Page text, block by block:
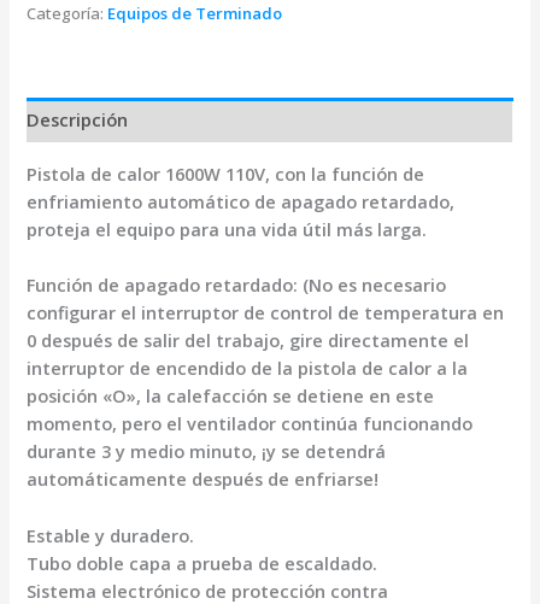
Categoría: Equipos de Terminado
Descripción
Pistola de calor 1600W 110V, con la función de
enfriamiento automático de apagado retardado,
proteja el equipo para una vida útil más larga.
Función de apagado retardado: (No es necesario
configurar el interruptor de control de temperatura en
0 después de salir del trabajo, gire directamente el
interruptor de encendido de la pistola de calor a la
posición «O», la calefacción se detiene en este
momento, pero el ventilador continúa funcionando
durante 3 y medio minuto, ¡y se detendrá
automáticamente después de enfriarse!
Estable y duradero.
Tubo doble capa a prueba de escaldado.
Sistema electrónico de protección contra